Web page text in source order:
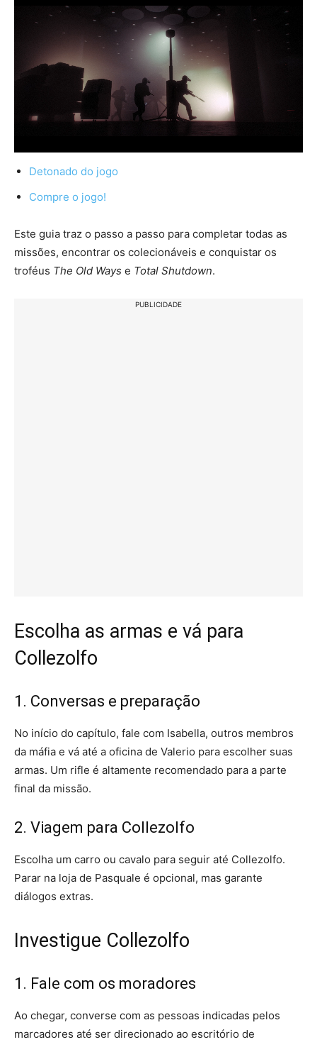
Detonado do jogo
Compre o jogo!
Este guia traz o passo a passo para completar todas as
missões, encontrar os colecionáveis e conquistar os
troféus The Old Ways e Total Shutdown.
PUBLICIDADE
Escolha as armas e vá para
Collezolfo
1. Conversas e preparação
No início do capítulo, fale com Isabella, outros membros
da máfia e vá até a oficina de Valerio para escolher suas
armas. Um rifle é altamente recomendado para a parte
final da missão.
2. Viagem para Collezolfo
Escolha um carro ou cavalo para seguir até Collezolfo.
Parar na loja de Pasquale é opcional, mas garante
diálogos extras.
Investigue Collezolfo
1. Fale com os moradores
Ao chegar, converse com as pessoas indicadas pelos
marcadores até ser direcionado ao escritório de